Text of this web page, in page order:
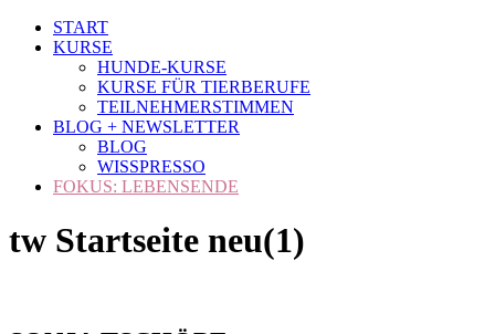
START
KURSE
HUNDE-KURSE
KURSE FÜR TIERBERUFE
TEILNEHMERSTIMMEN
BLOG + NEWSLETTER
BLOG
WISSPRESSO
FOKUS: LEBENSENDE
tw Startseite neu(1)